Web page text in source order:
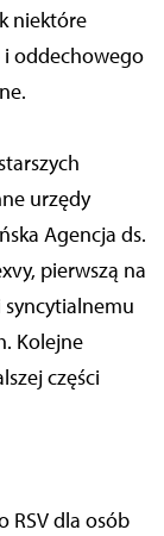
niektóre
i oddechowego
urzędy
Agencja ds.
pierwszą na
Kolejne
części
RSV dla osób